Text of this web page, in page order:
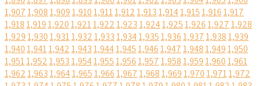
1,9071,9081,9091,9101,9111,9121,9131,9141,9151,9161,917
1,9181,9191,9201,9211,9221,9231,9241,9251,9261,9271,928
1,9291,9301,9311,9321,9331,9341,9351,9361,9371,9381,939
1,9401,9411,9421,9431,9441,9451,9461,9471,9481,9491,950
1,9511,9521,9531,9541,9551,9561,9571,9581,9591,9601,961
1,9621,9631,9641,9651,9661,9671,9681,9691,9701,9711,972